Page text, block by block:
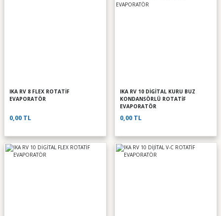
IKA RV 8 FLEX ROTATİF
EVAPORATÖR
0,00 TL
IKA RV 10 DİGİTAL KURU BUZ
KONDANSÖRLÜ ROTATİF
EVAPORATÖR
0,00 TL